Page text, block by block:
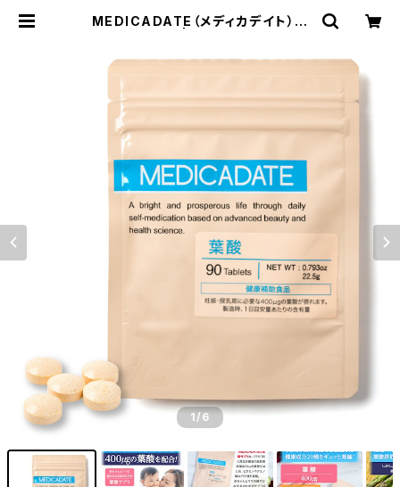
MEDICADATE（メディカデイト）葉
1/6